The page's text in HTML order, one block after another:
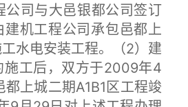
公司与大邑银都公司签订
建机工程公司承包邑都上
水电安装工程。（2）建
施工后，双方于2009年4
上城二期A1B1区工程竣